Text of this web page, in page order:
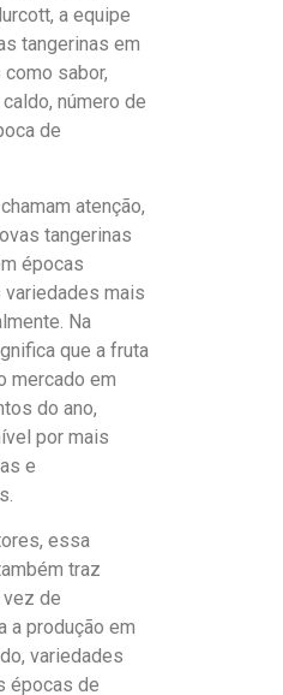
a equipe
tangerinas em
sabor,
número de
de
atenção,
tangerinas
épocas
mais
Na
que a fruta
mercado em
do ano,
por mais
e
essa
traz
vez de
a produção em
variedades
épocas de